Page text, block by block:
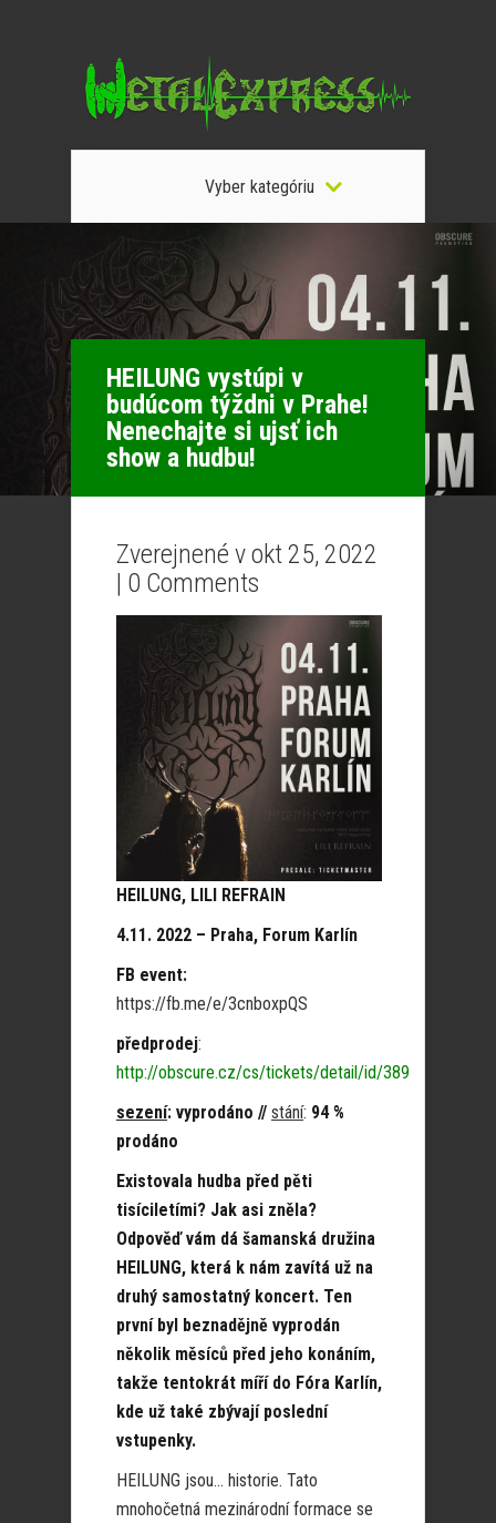
Vyber kategóriu
HEILUNG vystúpi v
budúcom týždni v Prahe!
Nenechajte si ujsť ich
show a hudbu!
Zverejnené v okt 25, 2022
| 0 Comments
HEILUNG, LILI REFRAIN
4.11. 2022 – Praha, Forum Karlín
FB event:
https://fb.me/e/3cnboxpQS
předprodej:
http://obscure.cz/cs/tickets/detail/id/389
sezení: vyprodáno // stání: 94 %
prodáno
Existovala hudba před pěti
tisíciletími? Jak asi zněla?
Odpověď vám dá šamanská družina
HEILUNG, která k nám zavítá už na
druhý samostatný koncert. Ten
první byl beznadějně vyprodán
několik měsíců před jeho konáním,
takže tentokrát míří do Fóra Karlín,
kde už také zbývají poslední
vstupenky.
HEILUNG jsou… historie. Tato
mnohočetná mezinárodní formace se